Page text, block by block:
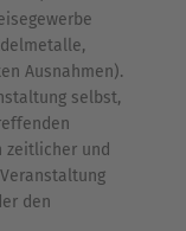
Ausnahmen).
selbst,
zeitlicher und
den